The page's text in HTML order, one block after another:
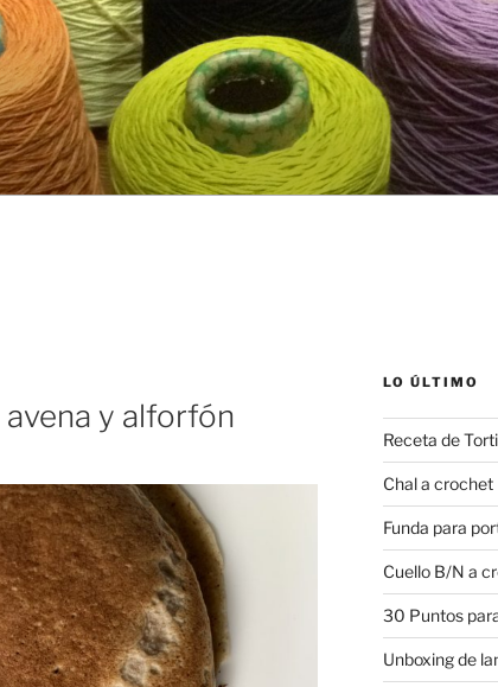
y alforfón
LO ÚLTIMO
Receta de
Chal a
Funda para
Cuello B/N a
30 Puntos
Unboxing de